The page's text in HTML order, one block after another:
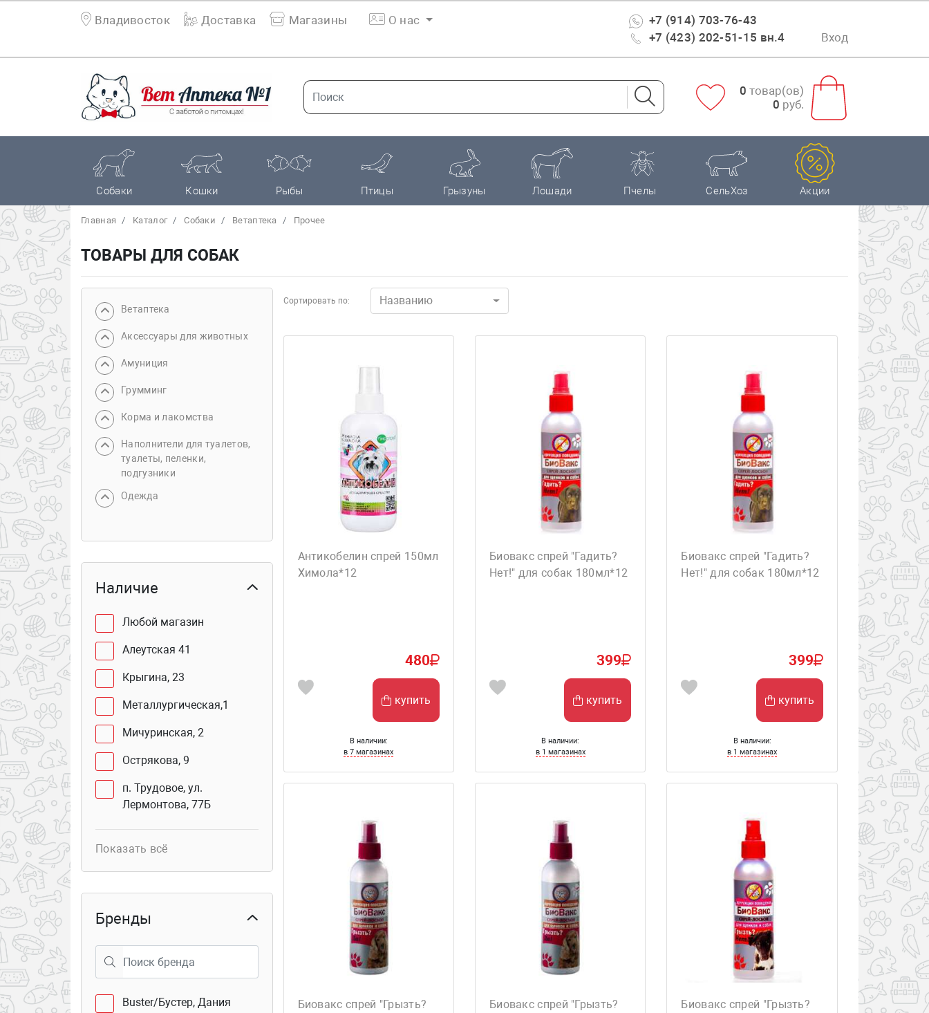
Владивосток Доставка Магазины О нас
+7 (914) 703-76-43
+7 (423) 202-51-15 вн.4
Вход
0 товар(ов)
0 руб.
Собаки Кошки Рыбы Птицы Грызуны Лошади Пчелы СельХоз Акции
Главная Каталог Собаки Bетаптека Прочее
ТОВАРЫ ДЛЯ СОБАК
Bетаптека
Аксессуары для животных
Амуниция
Грумминг
Корма и лакомства
Наполнители для туалетов,
туалеты, пеленки,
подгузники
Одежда
Наличие
Любой магазин
Алеутская 41
Крыгина, 23
Металлургическая,1
Мичуринская, 2
Острякова, 9
п. Трудовое, ул.
Лермонтова, 77Б
Юмашева, 2 В
103б)
Столетия Владивостока,
40
Семёновская 25
Показать всё
Бренды
Buster/Бустер, Дания
Сортировать по: Названию
Антикобелин спрей 150мл
Химола*12
480
купить
В наличии:
в 7 магазинах
Биовакс спрей "Гадить?
Нет!" для собак 180мл*12
399
купить
В наличии:
в 1 магазинах
Биовакс спрей "Гадить?
Нет!" для собак 180мл*12
399
купить
В наличии:
в 1 магазинах
Биовакс спрей "Грызть?
Биовакс спрей "Грызть?
Биовакс спрей "Грызть?